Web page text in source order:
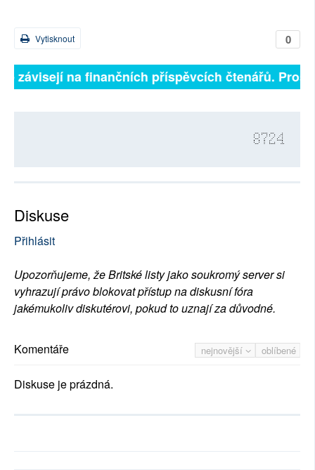
0
Vytisknout
závisejí na finančních příspěvcích čtenářů.
8724
Diskuse
Přihlásit
Upozorňujeme, že Britské listy jako soukromý server si
vyhrazují právo blokovat přístup na diskusní fóra
jakémukoliv diskutérovi, pokud to uznají za důvodné.
nejnovější oblíbené
Komentáře
Diskuse je prázdná.